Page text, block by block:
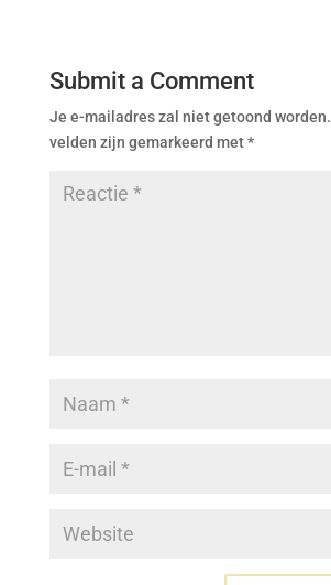
Submit a Comment
Je e-mailadres zal niet getoond worden.
velden zijn gemarkeerd met*